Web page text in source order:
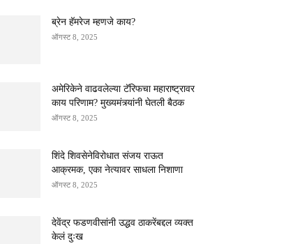
ब्रेन हॅमरेज म्हणजे काय?
ऑगस्ट 8, 2025
अमेरिकेने वाढवलेल्या टॅरिफचा महाराष्ट्रावर
काय परिणाम? मुख्यमंत्र्यांनी घेतली बैठक
ऑगस्ट 8, 2025
शिंदे शिवसेनेविरोधात संजय राऊत
आक्रमक, एका नेत्यावर साधला निशाणा
ऑगस्ट 8, 2025
देवेंद्र फडणवीसांनी उद्धव ठाकरेंबद्दल व्यक्त
केलं दुःख